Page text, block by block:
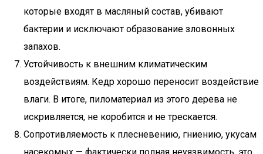
которые входят в масляный состав, убивают
бактерии и исключают образование зловонных
запахов.
Устойчивость к внешним климатическим
воздействиям. Кедр хорошо переносит воздействие
влаги. В итоге, пиломатериал из этого дерева не
искривляется, не коробится и не трескается.
Сопротивляемость к плесневению, гниению, укусам